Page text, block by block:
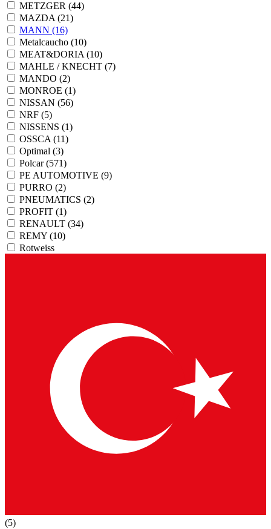
METZGER (44)
MAZDA (21)
MANN (16)
Metalcaucho (10)
MEAT&DORIA (10)
MAHLE / KNECHT (7)
MANDO (2)
MONROE (1)
NISSAN (56)
NRF (5)
NISSENS (1)
OSSCA (11)
Optimal (3)
Polcar(571)
PE AUTOMOTIVE (9)
PURRO (2)
PNEUMATICS (2)
PROFIT (1)
RENAULT (34)
REMY (10)
Rotweiss
(5)